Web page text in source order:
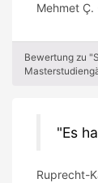
Mehmet
Bewertung zu
Es
Ruprecht-